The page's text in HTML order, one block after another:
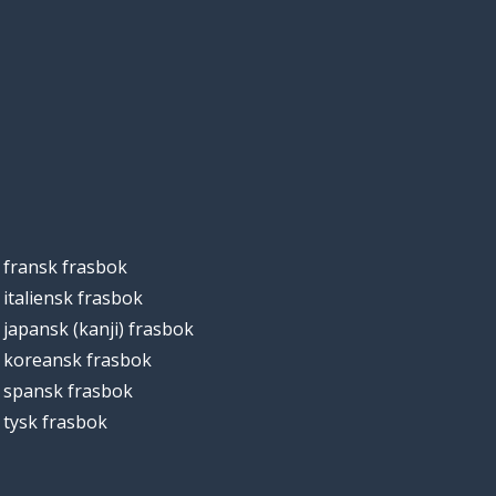
fransk frasbok
italiensk frasbok
japansk (kanji) frasbok
koreansk frasbok
spansk frasbok
tysk frasbok